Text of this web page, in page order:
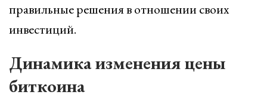
правильные решения в отношении своих
инвестиций.
Динамика изменения цены
биткоина